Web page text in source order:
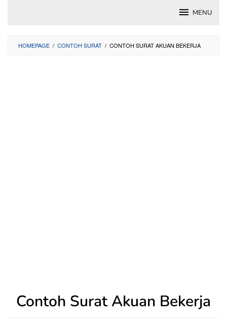
MENU
HOMEPAGE / CONTOH SURAT / CONTOH SURAT AKUAN BEKERJA
Contoh Surat Akuan Bekerja